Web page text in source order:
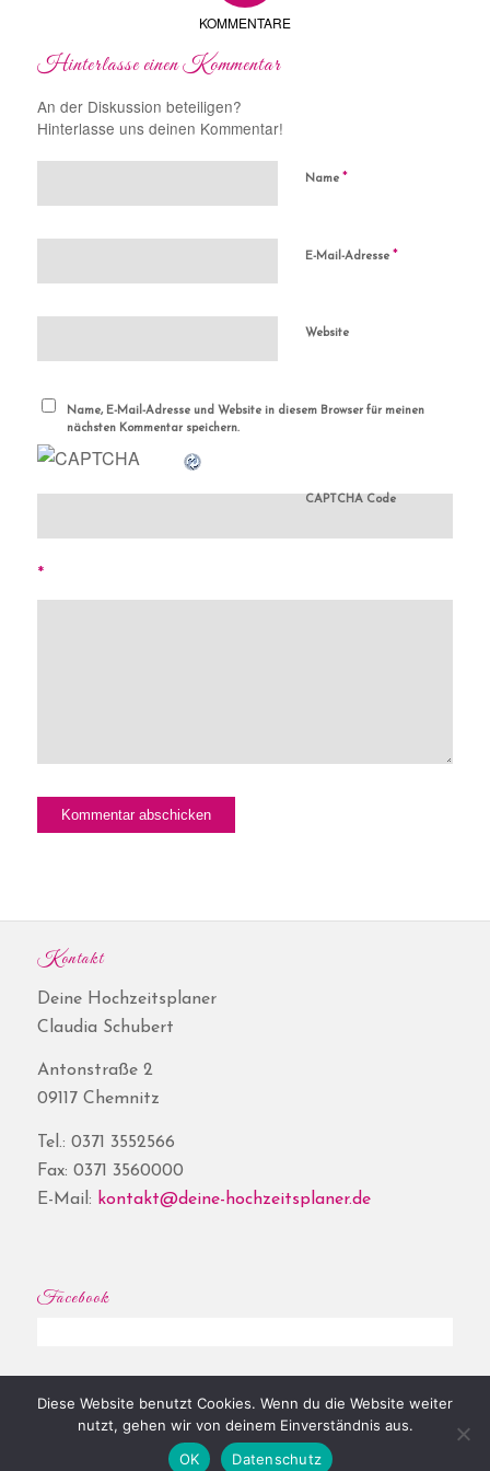
KOMMENTARE
Hinterlasse einen Kommentar
An der Diskussion beteiligen?
Hinterlasse uns deinen Kommentar!
Name *
E-Mail-Adresse *
Website
Name, E-Mail-Adresse und Website in diesem Browser für meinen
nächsten Kommentar speichern.
CAPTCHA Code
*
Kontakt
Deine Hochzeitsplaner
Claudia Schubert
Antonstraße 2
09117 Chemnitz
Tel.: 0371 3552566
Fax: 0371 3560000
E-Mail: kontakt@deine-hochzeitsplaner.de
Facebook
© Copyright - Deine Hochzeitsplaner® | Website byShore|Impressum|
Diese Website benutzt Cookies. Wenn du die Website weiter
nutzt, gehen wir von deinem Einverständnis aus.
OK
Datenschutz